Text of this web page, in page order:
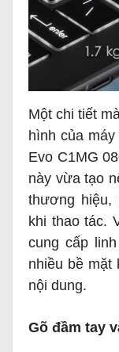
Một chi tiết
hình của
Evo C1MG
này vừa tạo
thương hiệu,
khi thao tác.
cung cấp
nhiều bề mặt
nội dung.
Gõ đầm tay